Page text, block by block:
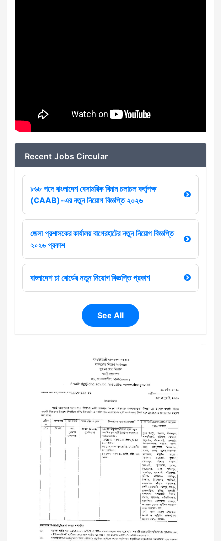
Recent Jobs Circular
৮৬৮ পদে বাংলাদেশ বেসামরিক বিমান চলাচল কর্তৃপক্ষ
(CAAB)-এর নতুন নিয়োগ বিজ্ঞপ্তি ২০২৬
জেলা প্রশাসকের কার্যালয় বাগেরহাটের নতুন নিয়োগ বিজ্ঞপ্তি
২০২৬ প্রকাশ
বাংলাদেশ চা বোর্ডের নতুন নিয়োগ বিজ্ঞপ্তি প্রকাশ
See All